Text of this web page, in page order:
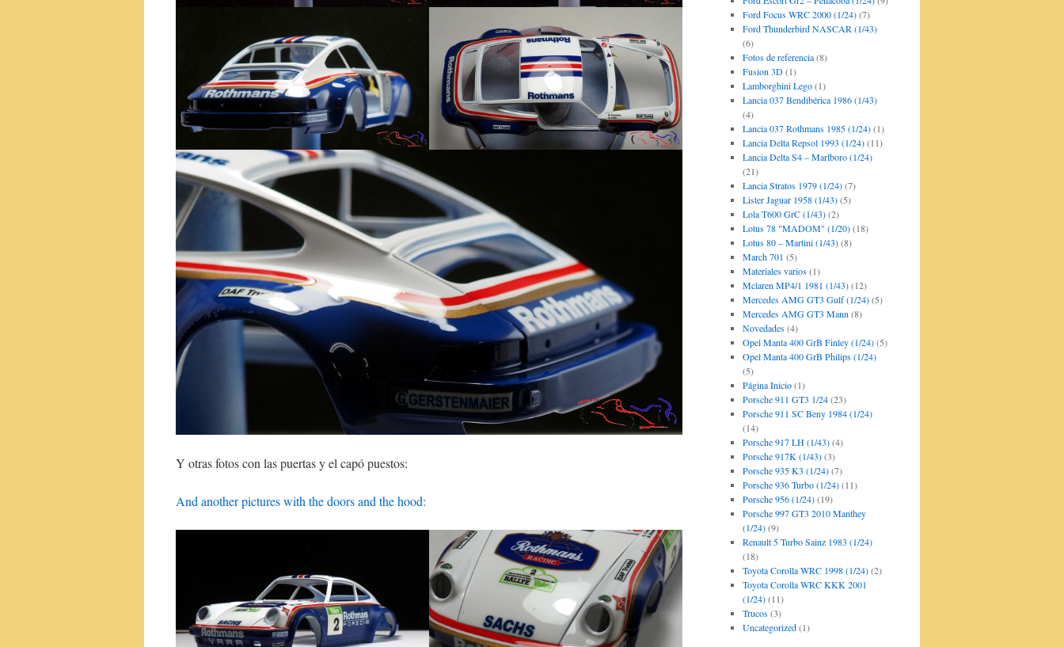
Y otras fotos con las puertas y el capó puestos:
And another pictures with the doors and the hood:
Ford Focus WRC 2000 (1/24)(7)
Ford Thunderbird NASCAR (1/43)
(6)
Fotos de referencia(8)
Fusion 3D(1)
Lamborghini Lego(1)
Lancia 037 Bendibérica 1986 (1/43)
(4)
Lancia 037 Rothmans 1985 (1/24)(1)
Lancia Delta Repsol 1993 (1/24)(11)
Lancia Delta S4 – Marlboro (1/24)
(21)
Lancia Stratos 1979 (1/24)(7)
Lister Jaguar 1958 (1/43)(5)
Lola T600 GrC (1/43)(2)
Lotus 78 "MADOM" (1/20)(18)
Lotus 80 – Martini (1/43)(8)
March 701 (5)
Materiales varios(1)
Mclaren MP4/1 1981 (1/43)(12)
Mercedes AMG GT3 Gulf (1/24)(5)
Mercedes AMG GT3 Mann(8)
Novedades(4)
Opel Manta 400 GrB Finley (1/24)(5)
Opel Manta 400 GrB Philips (1/24)
(5)
Página Inicio(1)
Porsche 911 GT3 1/24(23)
Porsche 911 SC Beny 1984 (1/24)
(14)
Porsche 917 LH (1/43)(4)
Porsche 917K (1/43)(3)
Porsche 935 K3 (1/24)(7)
Porsche 936 Turbo (1/24)(11)
Porsche 956 (1/24)(19)
Porsche 997 GT3 2010 Manthey
(1/24)(9)
Renault 5 Turbo Sainz 1983 (1/24)
(18)
Toyota Corolla WRC 1998 (1/24)(2)
Toyota Corolla WRC KKK 2001
(1/24)(11)
Trucos(3)
Uncategorized(1)